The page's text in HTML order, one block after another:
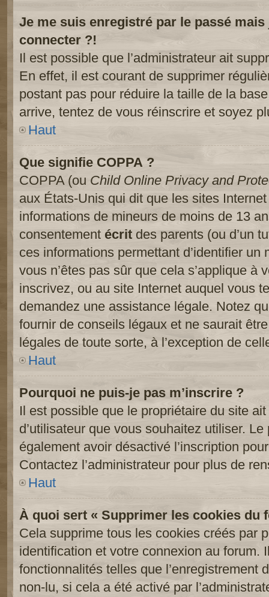
Je me suis enregistré par le passé
connecter ?!
Il est possible que l’administrateur ait
En effet, il est courant de supprimer
postant pas pour réduire la taille de la
arrive, tentez de vous réinscrire et soyez
Haut
Que signifie COPPA ?
COPPA (ou Child Online Privacy and
aux États-Unis qui dit que les sites
informations de mineurs de moins de 13
consentement écrit des parents (ou d’un
ces informations permettant d’identifier
vous n’êtes pas sûr que cela s’applique à
inscrivez, ou au site Internet auquel vous
demandez une assistance légale. Notez
fournir de conseils légaux et ne saurait
légales de toute sorte, à l’exception de
Haut
Pourquoi ne puis-je pas m’inscrire ?
Il est possible que le propriétaire du site
d’utilisateur que vous souhaitez utiliser.
également avoir désactivé l’inscription
Contactez l’administrateur pour plus de
Haut
À quoi sert « Supprimer les cookies du
Cela supprime tous les cookies créés par
identification et votre connexion au forum.
fonctionnalités telles que l’enregistrement
non-lu, si cela a été activé par